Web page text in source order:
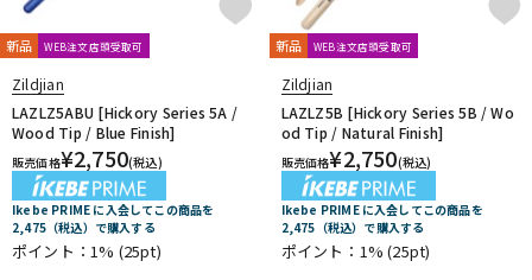
新品 WEB注文店頭受取可
Zildjian
LAZLZ5ABU [Hickory Series 5A /
Wood Tip / Blue Finish]
販売価格¥2,750(税込)
Ikebe PRIME に入会してこの商品を
2,475（税込）で購入する
ポイント：1% (25pt)
新品 WEB注文店頭受取可
Zildjian
LAZLZ5B [Hickory Series 5B / Wo
od Tip / Natural Finish]
販売価格¥2,750(税込)
Ikebe PRIME に入会してこの商品を
2,475（税込）で購入する
ポイント：1%(25pt)